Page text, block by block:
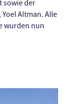
sowie der
Altman. Alle
wurden nun